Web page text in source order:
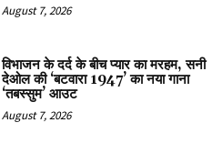
August 7, 2026
विभाजन के दर्द के बीच प्यार का मरहम, सनी
देओल की ‘बटवारा 1947’ का नया गाना
‘तबस्सुम’ आउट
August 7, 2026